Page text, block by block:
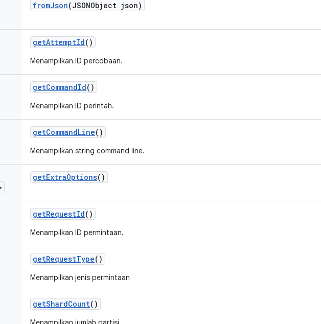
fromJson(JSONObject json)
getAttemptId()
Menampilkan ID percobaan.
getCommandId()
Menampilkan ID perintah.
getCommandLine()
Menampilkan string command line.
getExtraOptions()
getRequestId()
Menampilkan ID permintaan.
getRequestType()
Menampilkan jenis permintaan
getShardCount()